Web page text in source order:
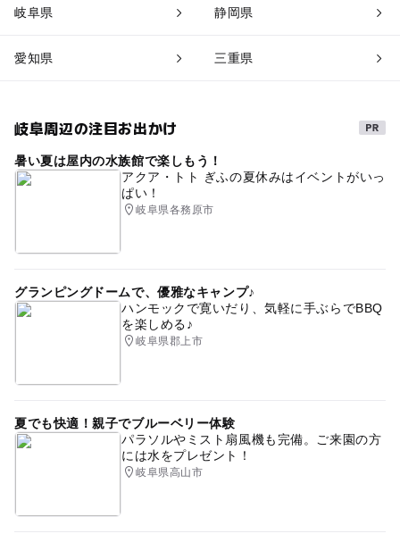
岐阜県 静岡県
愛知県 三重県
岐阜周辺の注目お出かけ
暑い夏は屋内の水族館で楽しもう！
アクア・トト ぎふの夏休みはイベントがいっ
ぱい！
岐阜県各務原市
グランピングドームで、優雅なキャンプ♪
ハンモックで寛いだり、気軽に手ぶらでBBQ
を楽しめる♪
岐阜県郡上市
夏でも快適！親子でブルーベリー体験
パラソルやミスト扇風機も完備。ご来園の方
には水をプレゼント！
岐阜県高山市